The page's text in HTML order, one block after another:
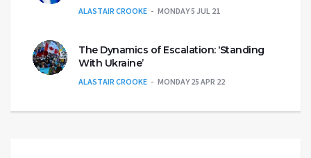
ALASTAIR CROOKE MONDAY 5 JUL 21
The Dynamics of Escalation: ‘Standing
With Ukraine’
ALASTAIR CROOKE MONDAY 25 APR 22